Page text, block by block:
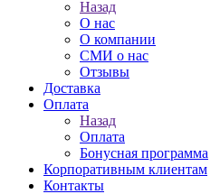
Назад
О нас
О компании
СМИ о нас
Отзывы
Доставка
Оплата
Назад
Оплата
Бонусная программа
Корпоративным клиентам
Контакты